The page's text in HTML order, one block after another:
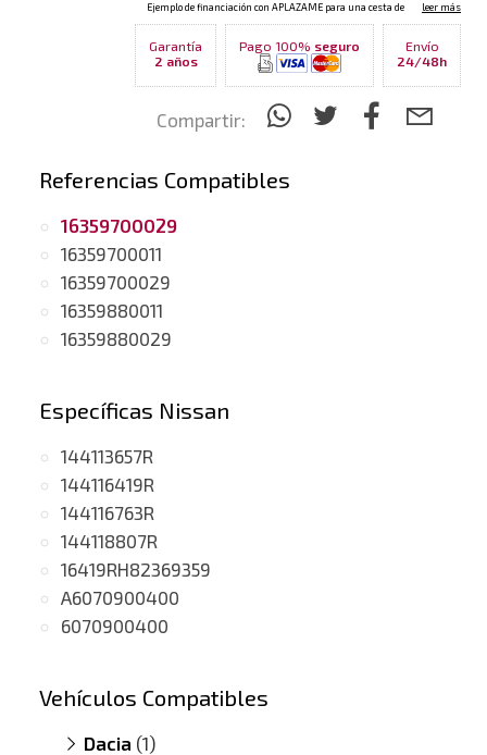
Garantía
2 años
Pago 100% seguro
Envío
24/48h
Compartir:
Referencias Compatibles
16359700029
16359700011
16359700029
16359880011
16359880029
Específicas Nissan
144113657R
144116419R
144116763R
144118807R
16419RH82369359
A6070900400
6070900400
Vehículos Compatibles
Dacia (1)